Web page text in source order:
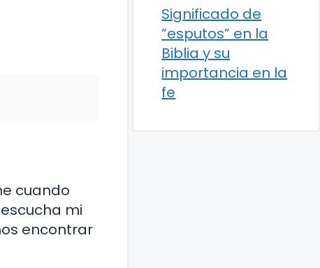
cuando
mi
encontrar
Significado de
“esputos” en la
Biblia y su
importancia en la
fe